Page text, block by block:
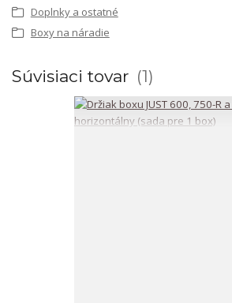
Doplnky a ostatné
Boxy na náradie
Súvisiaci tovar 1